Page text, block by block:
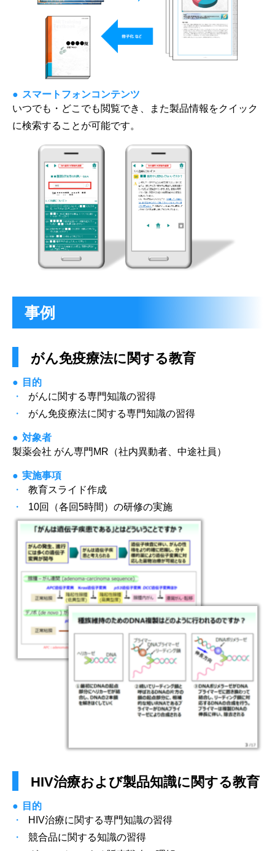
スマートフォンコンテンツ
いつでも・どこでも閲覧でき、また製品情報をクイック
に検索することが可能です。
事例
がん免疫療法に関する教育
目的
がんに関する専門知識の習得
がん免疫療法に関する専門知識の習得
対象者
製薬会社 がん専門MR（社内異動者、中途社員）
実施事項
教育スライド作成
10回（各回5時間）の研修の実施
HIV治療および製品知識に関する教育
目的
HIV治療に関する専門知識の習得
競合品に関する知識の習得